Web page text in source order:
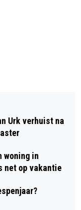
DAN
VAN
TE
Urk verhuist na
woning in
net op vakantie